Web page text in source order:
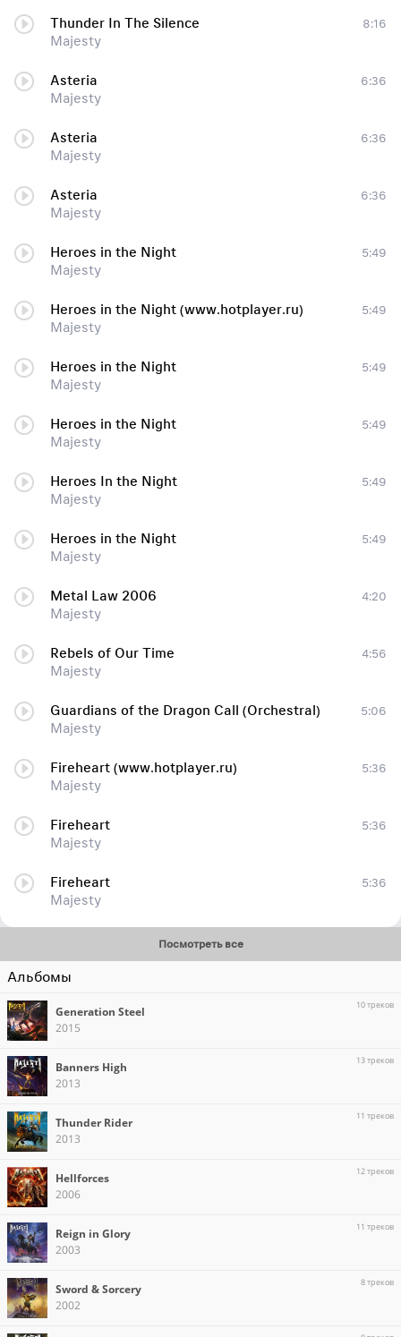
Thunder In The Silence
Majesty
8:16
Asteria
Majesty
6:36
Asteria
Majesty
6:36
Asteria
Majesty
6:36
Heroes in the Night
Majesty
5:49
Heroes in the Night (www.hotplayer.ru)
Majesty
5:49
Heroes in the Night
Majesty
5:49
Heroes in the Night
Majesty
5:49
Heroes In the Night
Majesty
5:49
Heroes in the Night
Majesty
5:49
Metal Law 2006
Majesty
4:20
Rebels of Our Time
Majesty
4:56
Guardians of the Dragon Call (Orchestral)
Majesty
5:06
Fireheart (www.hotplayer.ru)
Majesty
5:36
Fireheart
Majesty
5:36
Fireheart
Majesty
5:36
Посмотреть все
Альбомы
Generation Steel
2015
10 треков
Banners High
2013
13 треков
Thunder Rider
2013
11 треков
Hellforces
2006
12 треков
Reign in Glory
2003
11 треков
Sword & Sorcery
2002
8 треков